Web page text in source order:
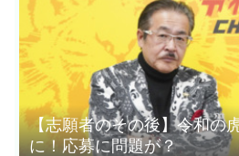
【志願者のその後】令和の
に！応募に問題が？